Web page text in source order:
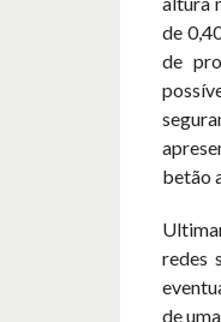
de
de
betão
redes
de